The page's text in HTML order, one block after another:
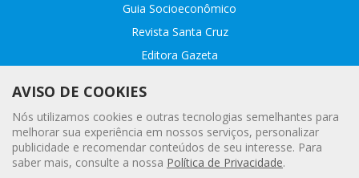
Guia Socioeconômico
Revista Santa Cruz
Editora Gazeta
Fale conosco
Webmail
Assinatura Premiada
AVISO DE COOKIES
Nós utilizamos cookies e outras tecnologias semelhantes para
melhorar sua experiência em nossos serviços, personalizar
publicidade e recomendar conteúdos de seu interesse. Para
saber mais, consulte a nossa Política de Privacidade.